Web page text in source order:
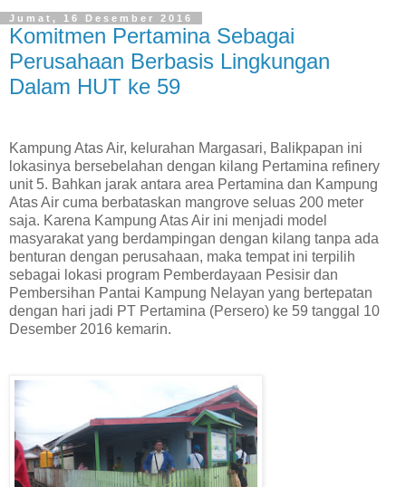
Jumat, 16 Desember 2016
Komitmen Pertamina Sebagai
Perusahaan Berbasis Lingkungan
Dalam HUT ke 59
Kampung Atas Air, kelurahan Margasari, Balikpapan ini
lokasinya bersebelahan dengan kilang Pertamina refinery
unit 5. Bahkan jarak antara area Pertamina dan Kampung
Atas Air cuma berbataskan mangrove seluas 200 meter
saja. Karena Kampung Atas Air ini menjadi model
masyarakat yang berdampingan dengan kilang tanpa ada
benturan dengan perusahaan, maka tempat ini terpilih
sebagai lokasi program Pemberdayaan Pesisir dan
Pembersihan Pantai Kampung Nelayan yang bertepatan
dengan hari jadi PT Pertamina (Persero) ke 59 tanggal 10
Desember 2016 kemarin.